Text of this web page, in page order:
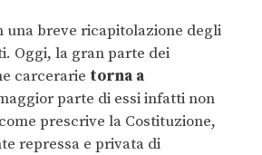
una breve ricapitolazione degli
Oggi, la gran parte dei
carcerarie torna a
parte di essi infatti non
prescrive la Costituzione,
repressa e privata di